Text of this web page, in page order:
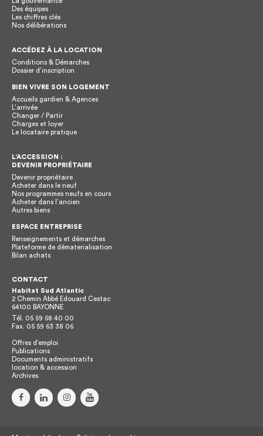
Des équipes
Les chiffres clés
Nos délibérations
ACCÉDEZ À LA LOCATION
Conditions & Démarches
Dossier d’inscription
BIEN VIVRE SON LOGEMENT
Accueils gardien & Agences
L’arrivée
Changer / Partir
Charges et loyer
Le locataire pratique
L’ACCESSION :
DEVENIR PROPRIÉTAIRE
Devenir propriétaire
Acheter dans le neuf
Nos programmes neufs en cours
Acheter dans l’ancien
Autres biens
ESPACE ENTREPRISE
Renseignements et démarches
Plateforme de dématerialisation
Bilan achats
CONTACT
Habitat Sud Atlantic
2 Chemin Abbé Edouard Cestac
64100 BAYONNE
Tél. 05 59 58 40 00
Fax. 05 59 63 38 06
Offres d’emploi
Publications
Documents administratifs
location & accession
Archives